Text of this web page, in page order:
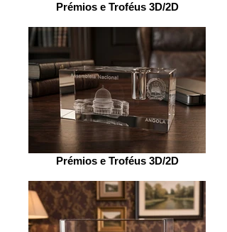
Prémios e Troféus 3D/2D
Prémios e Troféus 3D/2D